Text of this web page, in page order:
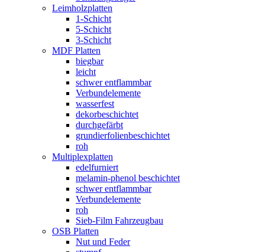
Leimholzplatten
1-Schicht
5-Schicht
3-Schicht
MDF Platten
biegbar
leicht
schwer entflammbar
Verbundelemente
wasserfest
dekorbeschichtet
durchgefärbt
grundierfolienbeschichtet
roh
Multiplexplatten
edelfurniert
melamin-phenol beschichtet
schwer entflammbar
Verbundelemente
roh
Sieb-Film Fahrzeugbau
OSB Platten
Nut und Feder